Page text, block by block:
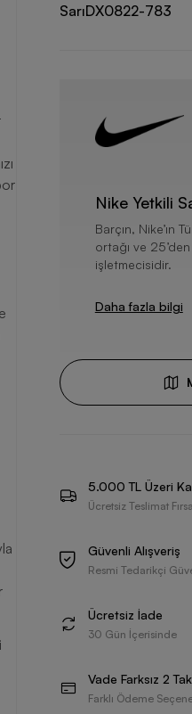
SarıDX0822-783
Nike Yetkili
Barçın, Nike’ın
ortağı ve
işletmecisidir.
Daha fazla bilgi
5.000 TL Üzeri
Ücretsiz Teslimat
Güvenli Alışveriş
Resmi Tedarikçi
Ücretsiz İade
30 Gün İçerisinde
Vade Farksız 2
Farklı Ödeme